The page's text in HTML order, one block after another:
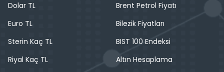
Dolar TL
Euro TL
Sterin Kaç TL
Riyal Kaç TL
Brent Petrol Fiyatı
Bilezik Fiyatları
BIST 100 Endeksi
Altın Hesaplama